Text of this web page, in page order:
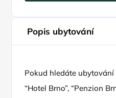
Popis ubytování
Pokud hledáte
“Hotel Brno”, “Penzion